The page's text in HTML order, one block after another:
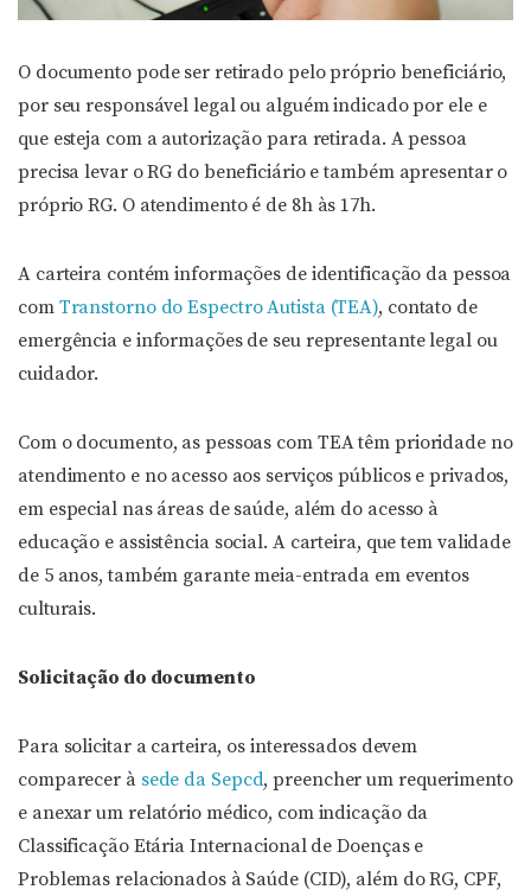
O documento pode ser retirado pelo próprio beneficiário,
por seu responsável legal ou alguém indicado por ele e
que esteja com a autorização para retirada. A pessoa
precisa levar o RG do beneficiário e também apresentar o
próprio RG. O atendimento é de 8h às 17h.
A carteira contém informações de identificação da pessoa
com Transtorno do Espectro Autista (TEA), contato de
emergência e informações de seu representante legal ou
cuidador.
Com o documento, as pessoas com TEA têm prioridade no
atendimento e no acesso aos serviços públicos e privados,
em especial nas áreas de saúde, além do acesso à
educação e assistência social. A carteira, que tem validade
de 5 anos, também garante meia-entrada em eventos
culturais.
Solicitação do documento
Para solicitar a carteira, os interessados devem
comparecer àsede da Sepcd, preencher um requerimento
e anexar um relatório médico, com indicação da
Classificação Etária Internacional de Doenças e
Problemas relacionados à Saúde (CID), além do RG, CPF,